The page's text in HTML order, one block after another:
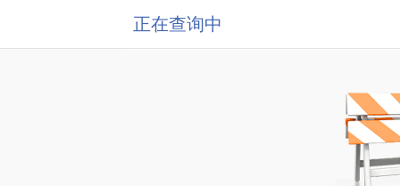
正在查询中